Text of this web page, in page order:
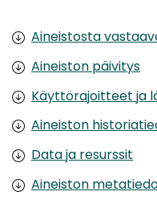
Aineistosta
Aineiston päivitys
Käyttörajoitteet ja
Aineiston
Data ja resurssit
Aineiston